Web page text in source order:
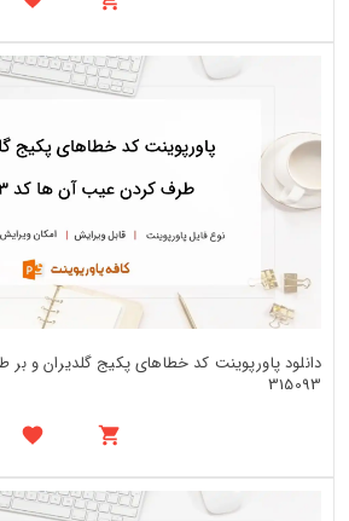
دانلود پاورپوینت کد خطاهای پکیج گلدیران و
315093